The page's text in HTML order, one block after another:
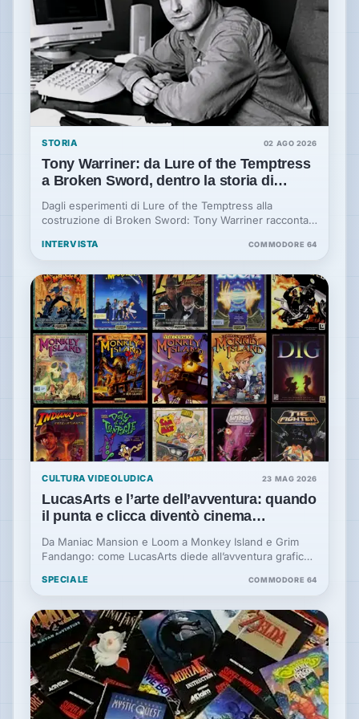
STORIA 02 AGO 2026
Tony Warriner: da Lure of the Temptress
a Broken Sword, dentro la storia di
Dagli esperimenti di Lure of the Temptress alla
costruzione di Broken Sword: Tony Warriner racconta
INTERVISTA COMMODORE 64
CULTURA VIDEOLUDICA 23 MAG 2026
LucasArts e l’arte dell’avventura: quando
il punta e clicca diventò cinema
Da Maniac Mansion e Loom a Monkey Island e Grim
Fandango: come LucasArts diede all’avventura grafica
SPECIALE COMMODORE 64